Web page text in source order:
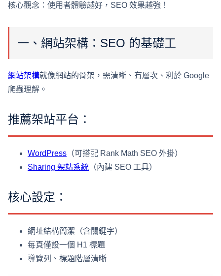
核心觀念：使用者體驗越好，SEO 效果越強！
一、網站架構：SEO 的基礎工
網站架構就像網站的骨架，需清晰、有層次、利於 Google
爬蟲理解。
推薦架站平台：
WordPress （可搭配 Rank Math SEO 外掛）
Sharing 架站系統 （內建 SEO 工具）
核心設定：
網址結構簡潔（含關鍵字）
每頁僅設一個 H1 標題
導覽列、標題階層清晰